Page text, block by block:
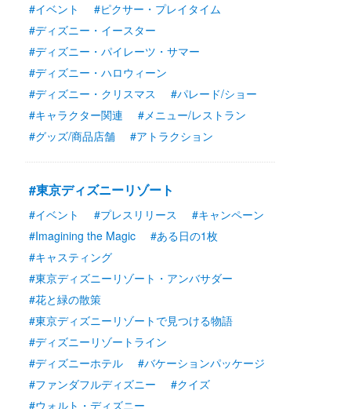
#イベント
#ピクサー・プレイタイム
#ディズニー・イースター
#ディズニー・パイレーツ・サマー
#ディズニー・ハロウィーン
#ディズニー・クリスマス
#パレード/ショー
#キャラクター関連
#メニュー/レストラン
#グッズ/商品店舗
#アトラクション
#東京ディズニーリゾート
#イベント #プレスリリース
#キャンペーン
#Imagining the Magic
#ある日の1枚
#キャスティング
#東京ディズニーリゾート・アンバサダー
#花と緑の散策
#東京ディズニーリゾートで見つける物語
#ディズニーリゾートライン
#ディズニーホテル
#バケーションパッケージ
#ファンダフルディズニー
#クイズ
#ウォルト・ディズニー